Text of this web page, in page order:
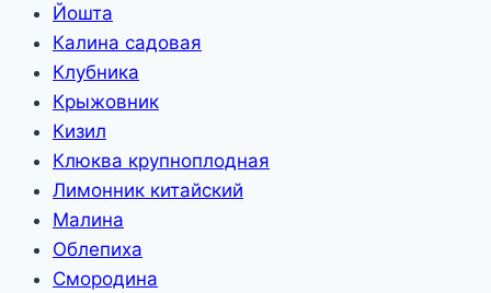
Йошта
Калина садовая
Клубника
Крыжовник
Кизил
Клюква крупноплодная
Лимонник китайский
Малина
Облепиха
Смородина